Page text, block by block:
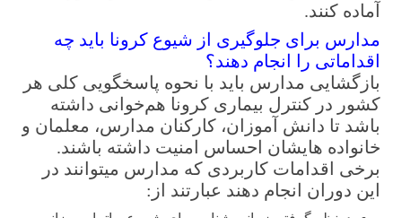
آماده کنند.
مدارس برای جلوگیری از شیوع کرونا باید چه
اقداماتی را انجام دهند؟
بازگشایی مدارس باید با نحوه پاسخگویی کلی هر
کشور در کنترل بیماری کرونا هم‌خوانی داشته
باشد تا دانش آموزان، کارکنان مدارس، معلمان و
خانواده­ هایشان احساس امنیت داشته باشند.
برخی اقدامات کاربردی که مدارس می­توانند در
این دوران انجام دهند عبارتند از: